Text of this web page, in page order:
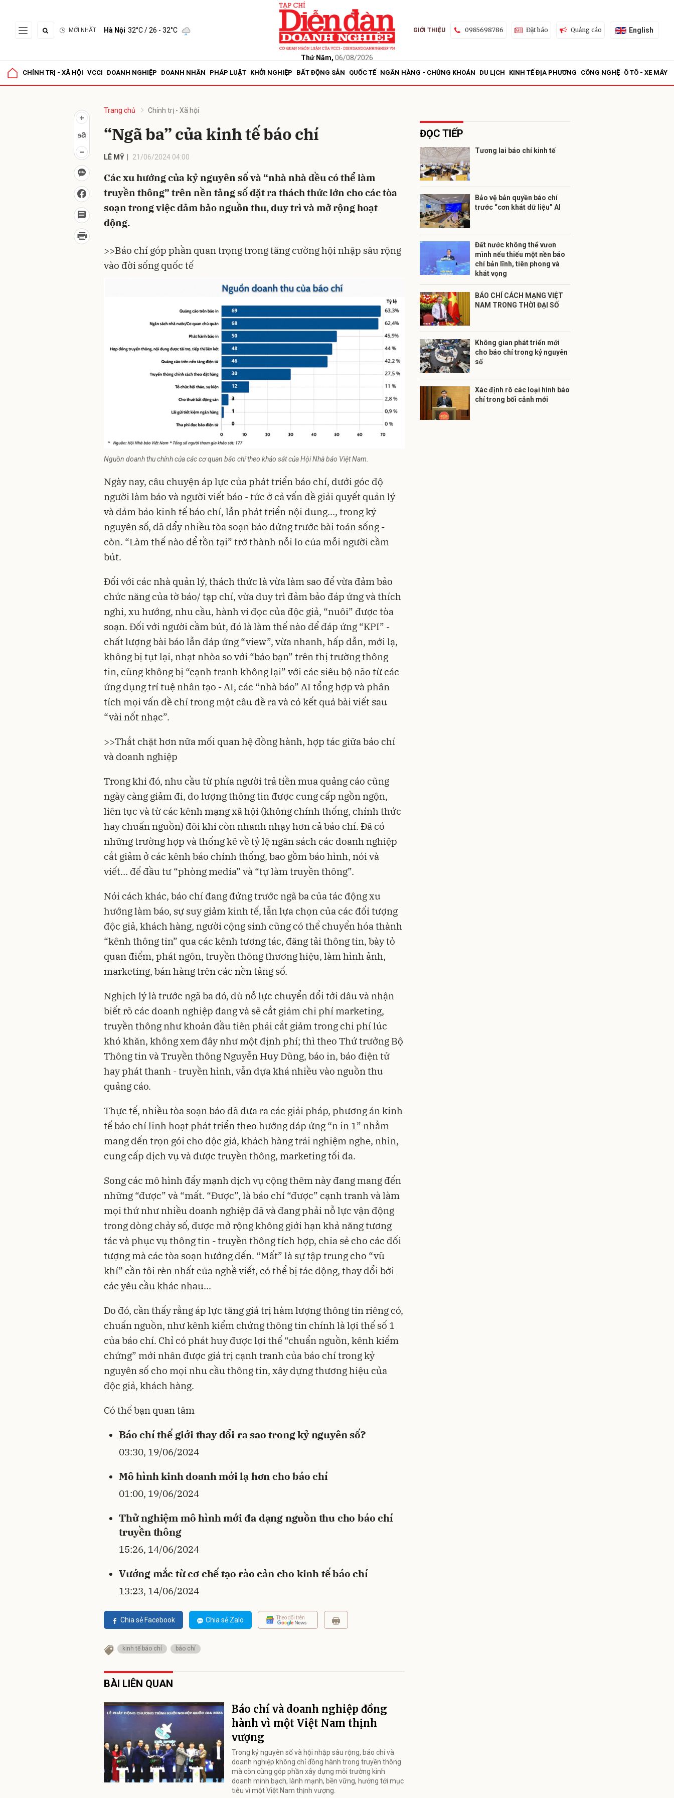
MỚI NHẤT Hà Nội 32°C/ 26 - 32°C
Thứ Năm, 06/08/2026
GIỚI THIỆU 0985698786 Đặt báo Quảng cáo English
CHÍNH TRỊ - XÃ HỘI VCCI DOANH NGHIỆP DOANH NHÂN PHÁP LUẬT KHỞI NGHIỆP BẤT ĐỘNG SẢN QUỐC TẾ NGÂN HÀNG - CHỨNG KHOÁN DU LỊCH KINH TẾ ĐỊA PHƯƠNG CÔNG NGHỆ Ô TÔ - XE MÁY
Trang chủ Chính trị - Xã hội
“Ngã ba” của kinh tế báo chí
LÊ MỸ 21/06/2024 04:00
Các xu hướng của kỷ nguyên số và “nhà nhà đều có thể làm
truyền thông” trên nền tảng số đặt ra thách thức lớn cho các tòa
soạn trong việc đảm bảo nguồn thu, duy trì và mở rộng hoạt
động.
>>Báo chí góp phần quan trọng trong tăng cường hội nhập sâu rộng
vào đời sống quốc tế
Nguồn doanh thu chính của các cơ quan báo chí theo khảo sát của Hội Nhà báo Việt Nam.
Ngày nay, câu chuyện áp lực của phát triển báo chí, dưới góc độ
người làm báo và người viết báo - tức ở cả vấn đề giải quyết quản lý
và đảm bảo kinh tế báo chí, lẫn phát triển nội dung..., trong kỷ
nguyên số, đã đẩy nhiều tòa soạn báo đứng trước bài toán sống -
còn. “Làm thế nào để tồn tại” trở thành nỗi lo của mỗi người cầm
bút.
Đối với các nhà quản lý, thách thức là vừa làm sao để vừa đảm bảo
chức năng của tờ báo/ tạp chí, vừa duy trì đảm bảo đáp ứng và thích
nghi, xu hướng, nhu cầu, hành vi đọc của độc giả, “nuôi” được tòa
soạn. Đối với người cầm bút, đó là làm thế nào để đáp ứng “KPI” -
chất lượng bài báo lẫn đáp ứng “view”, vừa nhanh, hấp dẫn, mới lạ,
không bị tụt lại, nhạt nhòa so với “báo bạn” trên thị trường thông
tin, cũng không bị “cạnh tranh không lại” với các siêu bộ não từ các
ứng dụng trí tuệ nhân tạo - AI, các “nhà báo” AI tổng hợp và phân
tích mọi vấn đề chỉ trong một câu đề ra và có kết quả bài viết sau
“vài nốt nhạc”.
>>Thắt chặt hơn nữa mối quan hệ đồng hành, hợp tác giữa báo chí
và doanh nghiệp
Trong khi đó, nhu cầu từ phía người trả tiền mua quảng cáo cũng
ngày càng giảm đi, do lượng thông tin được cung cấp ngồn ngộn,
liên tục và từ các kênh mạng xã hội (không chính thống, chính thức
hay chuẩn nguồn) đôi khi còn nhanh nhạy hơn cả báo chí. Đã có
những trường hợp và thống kê về tỷ lệ ngân sách các doanh nghiệp
cắt giảm ở các kênh báo chính thống, bao gồm báo hình, nói và
viết… để đầu tư “phòng media” và “tự làm truyền thông”.
Nói cách khác, báo chí đang đứng trước ngã ba của tác động xu
hướng làm báo, sự suy giảm kinh tế, lẫn lựa chọn của các đối tượng
độc giả, khách hàng, người cộng sinh cũng có thể chuyển hóa thành
“kênh thông tin” qua các kênh tương tác, đăng tải thông tin, bày tỏ
quan điểm, phát ngôn, truyền thông thương hiệu, làm hình ảnh,
marketing, bán hàng trên các nền tảng số.
Nghịch lý là trước ngã ba đó, dù nỗ lực chuyển đổi tới đâu và nhận
biết rõ các doanh nghiệp đang và sẽ cắt giảm chi phí marketing,
truyền thông như khoản đầu tiên phải cắt giảm trong chi phí lúc
khó khăn, không xem đây như một định phí; thì theo Thứ trưởng Bộ
Thông tin và Truyền thông Nguyễn Huy Dũng, báo in, báo điện tử
hay phát thanh - truyền hình, vẫn dựa khá nhiều vào nguồn thu
quảng cáo.
Thực tế, nhiều tòa soạn báo đã đưa ra các giải pháp, phương án kinh
tế báo chí linh hoạt phát triển theo hướng đáp ứng “n in 1” nhằm
mang đến trọn gói cho độc giả, khách hàng trải nghiệm nghe, nhìn,
cung cấp dịch vụ và được truyền thông, marketing tối đa.
Song các mô hình đẩy mạnh dịch vụ cộng thêm này đang mang đến
những “được” và “mất. “Được”, là báo chí “được” cạnh tranh và làm
mọi thứ như nhiều doanh nghiệp đã và đang phải nỗ lực vận động
trong dòng chảy số, được mở rộng không giới hạn khả năng tương
tác và phục vụ thông tin - truyền thông tích hợp, chia sẻ cho các đối
tượng mà các tòa soạn hướng đến. “Mất” là sự tập trung cho “vũ
khí” cần tôi rèn nhất của nghề viết, có thể bị tác động, thay đổi bởi
các yêu cầu khác nhau...
Do đó, cần thấy rằng áp lực tăng giá trị hàm lượng thông tin riêng có,
chuẩn nguồn, như kênh kiểm chứng thông tin chính là lợi thế số 1
của báo chí. Chỉ có phát huy được lợi thế “chuẩn nguồn, kênh kiểm
chứng” mới nhân được giá trị cạnh tranh của báo chí trong kỷ
nguyên số cho mọi nhu cầu thông tin, xây dựng thương hiệu của
độc giả, khách hàng.
Có thể bạn quan tâm
Báo chí thế giới thay đổi ra sao trong kỷ nguyên số?
03:30, 19/06/2024
Mô hình kinh doanh mới lạ hơn cho báo chí
01:00, 19/06/2024
Thử nghiệm mô hình mới đa dạng nguồn thu cho báo chí
truyền thông
15:26, 14/06/2024
Vướng mắc từ cơ chế tạo rào cản cho kinh tế báo chí
13:23, 14/06/2024
Chia sẻ Facebook Chia sẻ Zalo Theo dõi trên
kinh tế báo chí báo chí
BÀI LIÊN QUAN
Báo chí và doanh nghiệp đồng
hành vì một Việt Nam thịnh
vượng
Trong kỷ nguyên số và hội nhập sâu rộng, báo chí và
doanh nghiệp không chỉ đồng hành trong truyền thông
mà còn cùng góp phần xây dựng môi trường kinh
doanh minh bạch, lành mạnh, bền vững, hướng tới mục
tiêu vì một Việt Nam thịnh vượng.
ĐỌC TIẾP
Tương lai báo chí kinh tế
Bảo vệ bản quyền báo chí
trước “cơn khát dữ liệu” AI
Đất nước không thể vươn
mình nếu thiếu một nền báo
chí bản lĩnh, tiên phong và
khát vọng
BÁO CHÍ CÁCH MẠNG VIỆT
NAM TRONG THỜI ĐẠI SỐ
Không gian phát triển mới
cho báo chí trong kỷ nguyên
số
Xác định rõ các loại hình báo
chí trong bối cảnh mới
Gửi